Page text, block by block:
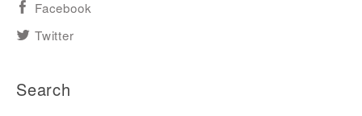
Facebook
Twitter
Search